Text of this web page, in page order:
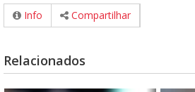
Info Compartilhar
Relacionados